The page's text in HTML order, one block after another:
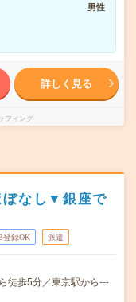
男性
詳しく見る
フィング
ぼなし▼銀座で
登録OK 派遣
徒歩5分／東京駅から---